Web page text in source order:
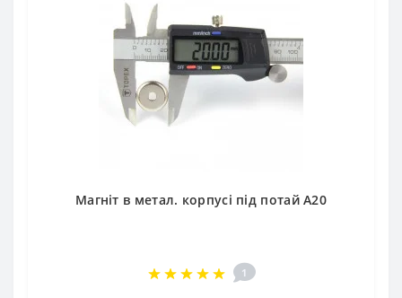
Магніт в метал. корпусі під потай A20
1